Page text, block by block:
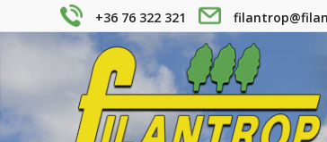
+36 76 322 321